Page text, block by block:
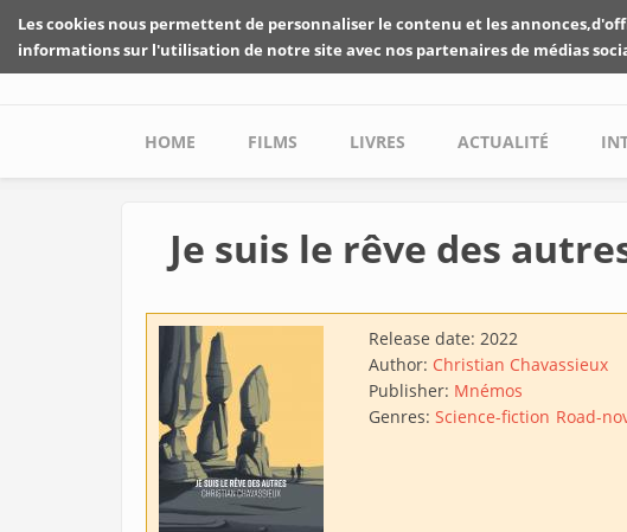
Skip to main content
Main menu
HOME FILMS LIVRES ACTUALITÉ
Je suis le rêve des
Release date: 2022
Author: Christian Chavassieux
Publisher: Mnémos
Genres: Science-fiction Road-
Les cookies nous permettent de personnaliser le contenu et les
informations sur l'utilisation de notre site avec nos partenaires de médias